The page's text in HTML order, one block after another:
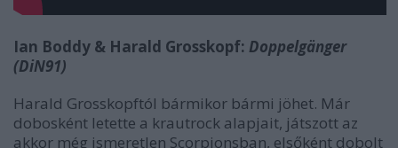
Ian Boddy & Harald Grosskopf: Doppelgänger
(DiN91)
Harald Grosskopftól bármikor bármi jöhet. Már
dobosként letette a krautrock alapjait, játszott az
akkor még ismeretlen Scorpionsban, elsőként dobolt